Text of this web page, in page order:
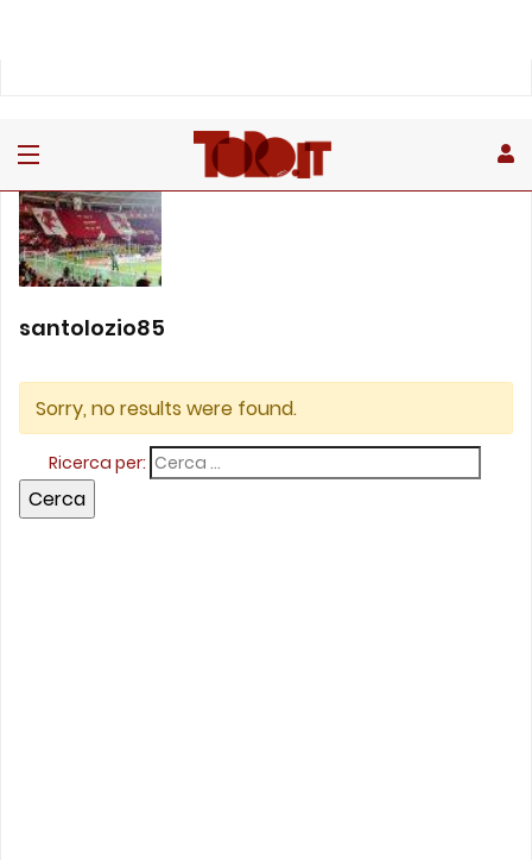
santolozio85
Sorry, no results were found.
Ricerca per: